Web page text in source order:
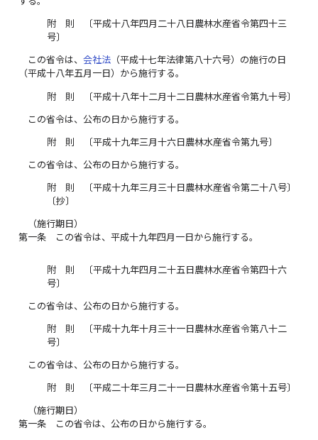
附 則 〔平成十八年四月二十八日農林水産省令第四十三
号〕
この省令は、会社法 （平成十七年法律第八十六号）の施行の日
（平成十八年五月一日）から施行する。
附 則 〔平成十八年十二月十二日農林水産省令第九十号〕
この省令は、公布の日から施行する。
附 則 〔平成十九年三月十六日農林水産省令第九号〕
この省令は、公布の日から施行する。
附 則 〔平成十九年三月三十日農林水産省令第二十八号〕
〔抄〕
（施行期日）
第一条
この省令は、平成十九年四月一日から施行する。
附 則 〔平成十九年四月二十五日農林水産省令第四十六
号〕
この省令は、公布の日から施行する。
附 則 〔平成十九年十月三十一日農林水産省令第八十二
号〕
この省令は、公布の日から施行する。
附 則 〔平成二十年三月二十一日農林水産省令第十五号〕
（施行期日）
第一条
この省令は、公布の日から施行する。